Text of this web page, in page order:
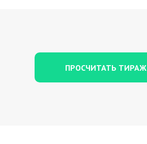
ПРОСЧИТАТЬ ТИРАЖ